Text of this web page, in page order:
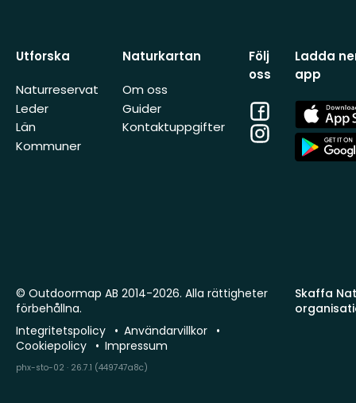
Utforska
Naturreservat
Leder
Län
Kommuner
Naturkartan
Om oss
Guider
Kontaktuppgifter
Följ
oss
Facebook
Instagram
Ladda
app
App
Store
App
Store
Skaffa
© Outdoormap AB 2014-2026. Alla rättigheter
förbehållna.
Integritetspolicy
Användarvillkor
Cookiepolicy
Impressum
phx-sto-02 · 26.7.1 (449747a8c)